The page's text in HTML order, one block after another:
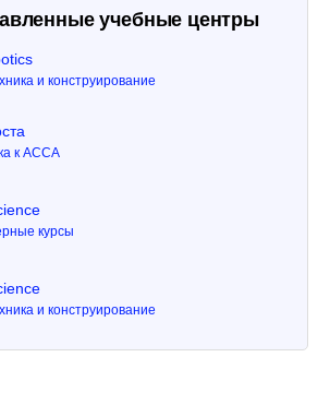
учебные центры
и конструирование
к ACCA
курсы
и конструирование